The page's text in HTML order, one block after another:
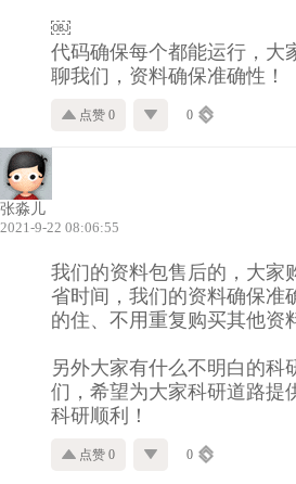
￼
代码确保每个都能运行，大
聊我们，资料确保准确性！
点赞 0 0
张淼儿
2021-9-22 08:06:55
我们的资料包售后的，大家
省时间，我们的资料确保准
的住、不用重复购买其他资
另外大家有什么不明白的科
们，希望为大家科研道路提
科研顺利！
点赞 0 0